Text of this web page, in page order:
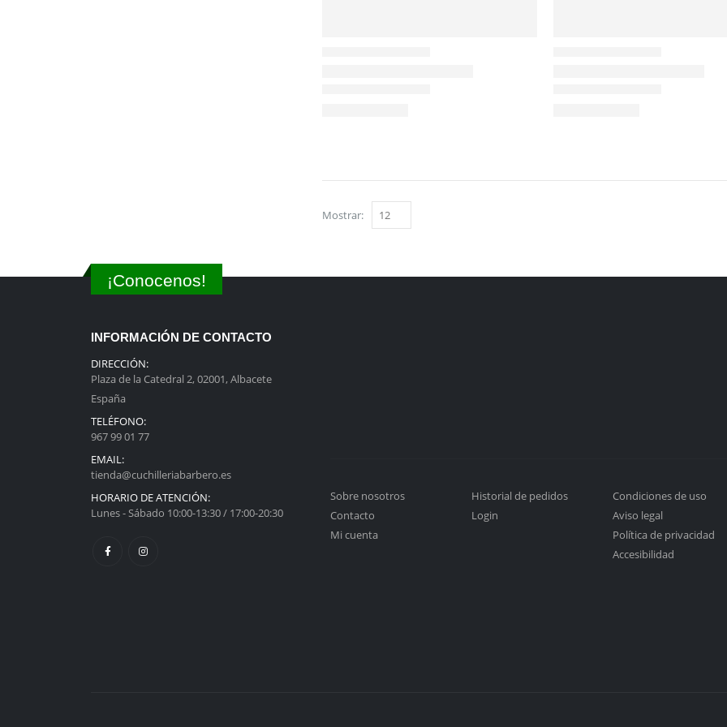
Mostrar:
¡Conocenos!
INFORMACIÓN DE CONTACTO
DIRECCIÓN:
Plaza de la Catedral 2, 02001, Albacete
España
TELÉFONO:
967 99 01 77
EMAIL:
tienda@cuchilleriabarbero.es
HORARIO DE ATENCIÓN:
Lunes - Sábado 10:00-13:30 / 17:00-20:30
Sobre nosotros
Contacto
Mi cuenta
Historial de pedidos
Login
Condiciones de uso
Aviso legal
Política de privacidad
Accesibilidad